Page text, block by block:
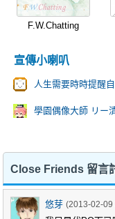
F.W.Chatting
宣傳小喇叭
人生需要時時提醒
學園偶像大師 リー
Close Friends 留言
悠芽 (2013-02-09